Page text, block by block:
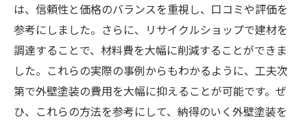
は、信頼性と価格のバランスを重視し、口コミや評価を
参考にしました。さらに、リサイクルショップで建材を
調達することで、材料費を大幅に削減することができま
した。これらの実際の事例からもわかるように、工夫次
第で外壁塗装の費用を大幅に抑えることが可能です。ぜ
ひ、これらの方法を参考にして、納得のいく外壁塗装を